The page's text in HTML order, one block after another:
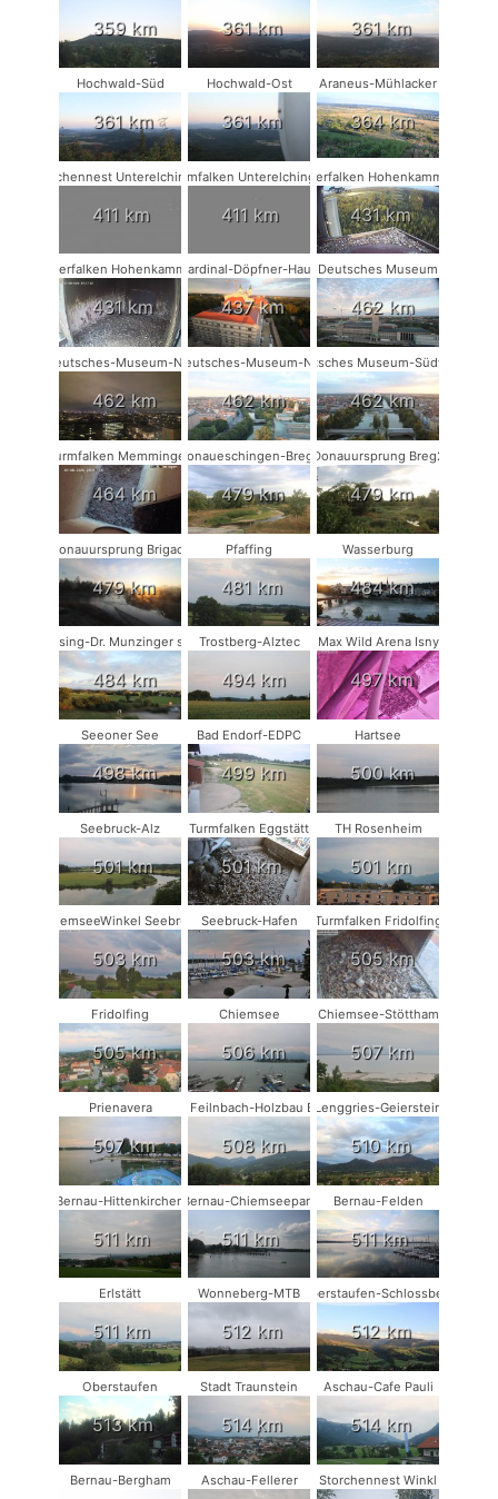
359 km 361 km 361 km
Hochwald-Süd
361 km
Hochwald-Ost
361 km
Araneus-Mühlacker
364 km
Storchennest Unterelchingen
411 km
Turmfalken Unterelchingen
411 km
Wanderfalken Hohenkammer #2
431 km
Wanderfalken Hohenkammer #1
431 km
Kardinal-Döpfner-Haus
437 km
Deutsches Museum
462 km
Deutsches-Museum-NW
462 km
Deutsches-Museum-NO
462 km
Deutsches Museum-Südwest
462 km
Turmfalken Memmingen
464 km
Donaueschingen-Breg2
479 km
Donauursprung Breg2
479 km
Donauursprung Brigach
479 km
Pfaffing
481 km
Wasserburg
484 km
Münsing-Dr. Munzinger sport
484 km
Trostberg-Alztec
494 km
Max Wild Arena Isny
497 km
Seeoner See
498 km
Bad Endorf-EDPC
499 km
Hartsee
500 km
Seebruck-Alz
501 km
Turmfalken Eggstätt
501 km
TH Rosenheim
501 km
ChiemseeWinkel Seebruck
503 km
Seebruck-Hafen
503 km
Turmfalken Fridolfing
505 km
Fridolfing
505 km
Chiemsee
506 km
Chiemsee-Stöttham
507 km
Prienavera
507 km
Bad Feilnbach-Holzbau Eder
508 km
Lenggries-Geierstein
510 km
Bernau-Hittenkirchen
511 km
Bernau-Chiemseepark
511 km
Bernau-Felden
511 km
Erlstätt
511 km
Wonneberg-MTB
512 km
Oberstaufen-Schlossberg
512 km
Oberstaufen
513 km
Stadt Traunstein
514 km
Aschau-Cafe Pauli
514 km
Bernau-Bergham Aschau-Fellerer Storchennest Winkl